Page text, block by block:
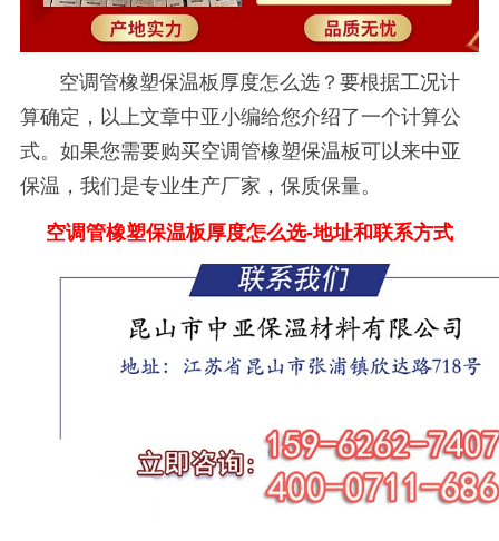
空调管橡塑保温板厚度怎么选？要根据工况计
算确定，以上文章中亚小编给您介绍了一个计算公
式。如果您需要购买空调管橡塑保温板可以来中亚
保温，我们是专业生产厂家，保质保量。
空调管橡塑保温板厚度怎么选-地址和联系方式